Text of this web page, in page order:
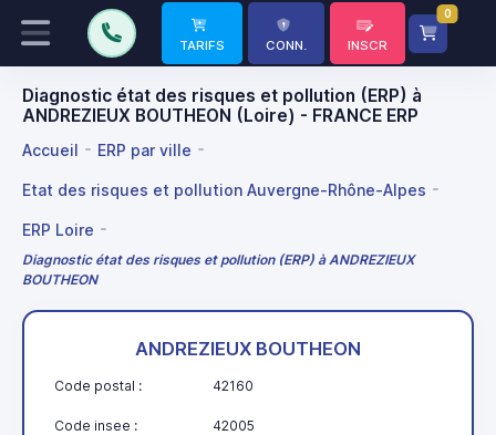
TARIFS CONN. INSCR
0
Diagnostic état des risques et pollution (ERP) à
ANDREZIEUX BOUTHEON (Loire) - FRANCE ERP
Accueil ERP par ville
Etat des risques et pollution Auvergne-Rhône-Alpes
ERP Loire
Diagnostic état des risques et pollution (ERP) à ANDREZIEUX
BOUTHEON
ANDREZIEUX BOUTHEON
Code postal : 42160
Code insee : 42005